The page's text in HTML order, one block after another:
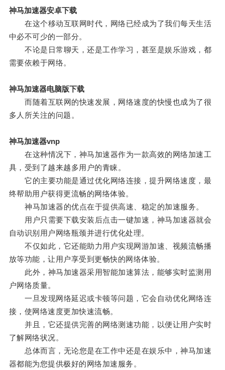
神马加速器安卓下载
在这个移动互联网时代，网络已经成为了我们每天生活
中必不可少的一部分。
不论是日常聊天，还是工作学习，甚至是娱乐游戏，都
需要依赖于网络。
神马加速器电脑版下载
而随着互联网的快速发展，网络速度的快慢也成为了很
多人所关注的问题。
神马加速器vnp
在这种情况下，神马加速器作为一款高效的网络加速工
具，受到了越来越多用户的青睐。
它的主要功能是通过优化网络连接，提升网络速度，最
终帮助用户获得更流畅的网络体验。
神马加速器的优点在于提供高速、稳定的加速服务。
用户只需要下载安装后点击一键加速，神马加速器就会
自动识别用户网络瓶颈并进行优化处理。
不仅如此，它还能助力用户实现网游加速、视频流畅播
放等功能，让用户享受到更畅快的网络体验。
此外，神马加速器采用智能加速算法，能够实时监测用
户网络质量。
一旦发现网络延迟或卡顿等问题，它会自动优化网络连
接，使网络速度更加快速流畅。
并且，它还提供完善的网络测速功能，以便让用户实时
了解网络状况。
总体而言，无论您是在工作中还是在娱乐中，神马加速
器都能为您提供极好的网络加速服务。